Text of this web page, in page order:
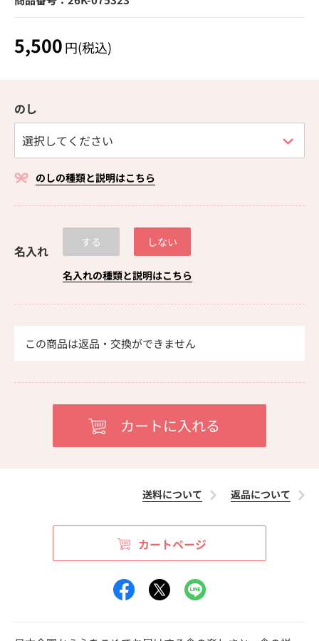
5,500円(税込)
のし
のしの種類と説明はこちら
名入れ
する しない
名入れの種類と説明はこちら
この商品は返品・交換ができません
送料について 返品について
カートページ